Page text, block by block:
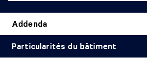
Addenda
Particularités du bâtiment